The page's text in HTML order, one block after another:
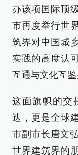
办该项国际顶
市再度举行世
筑界对中国城
实践的高度认
互通与文化互鉴
这面旗帜的交
迭，更是全球
市副市长唐文
世界建筑界的